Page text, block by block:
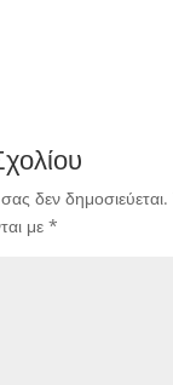
δεν δημοσιεύεται.
με *